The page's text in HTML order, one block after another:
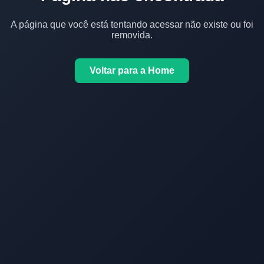
A página que você está tentando acessar não existe ou foi
removida.
Voltar para a Home